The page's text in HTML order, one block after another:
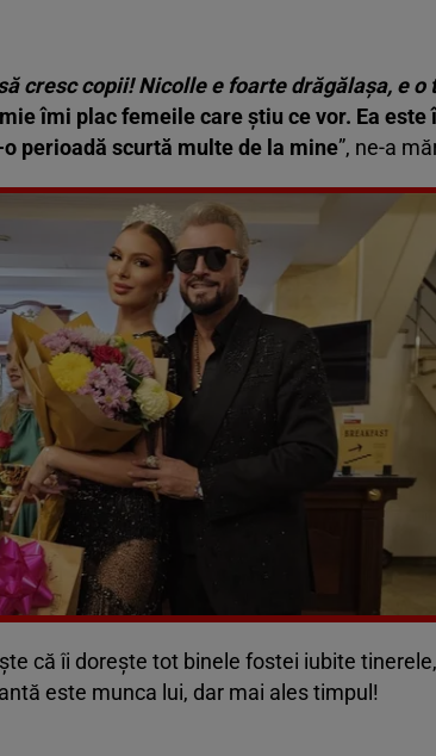
cresc copii! Nicolle e foarte drăgălașa, e
îmi plac femeile care știu ce vor. Ea
perioadă scurtă multe de la mine”, ne-a
că îi dorește tot binele fostei iubite
este munca lui, dar mai ales timpul!